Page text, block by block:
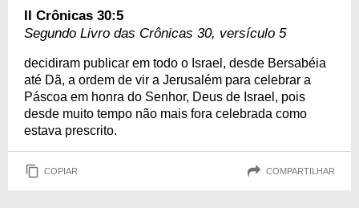
II Crônicas 30:5
Segundo Livro das Crônicas 30, versículo 5
decidiram publicar em todo o Israel, desde Bersabéia
até Dã, a ordem de vir a Jerusalém para celebrar a
Páscoa em honra do Senhor, Deus de Israel, pois
desde muito tempo não mais fora celebrada como
estava prescrito.
COPIAR COMPARTILHAR